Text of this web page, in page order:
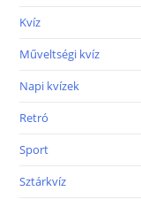
Kvíz
Műveltségi kvíz
Napi kvízek
Retró
Sport
Sztárkvíz